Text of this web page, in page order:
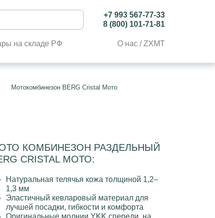
+7 993 567-77-33
8 (800) 101-71-81
на складе РФ О нас / ZXMT
Мотокомбинезон BERG Cristal Мото
КОМБИНЕЗОН РАЗДЕЛЬНЫЙ
CRISTAL МОТО:
Натуральная телячья кожа толщиной 1,2–
1,3 мм
Эластичный кевларовый материал для
лучшей посадки, гибкости и комфорта
Оригинальные молнии YKK спереди, на